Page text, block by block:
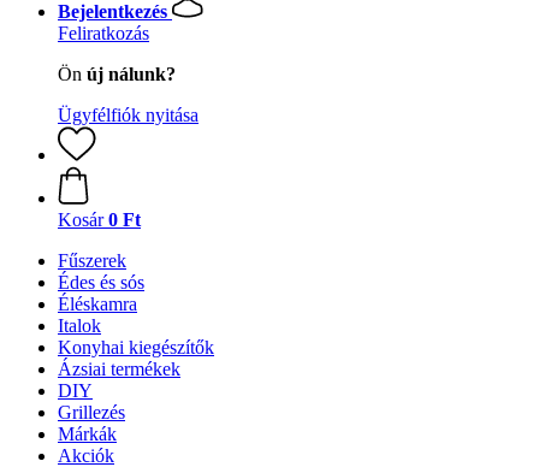
Bejelentkezés
Feliratkozás
Ön új nálunk?
Ügyfélfiók nyitása
Kosár 0 Ft
Fűszerek
Édes és sós
Éléskamra
Italok
Konyhai kiegészítők
Ázsiai termékek
DIY
Grillezés
Márkák
Akciók